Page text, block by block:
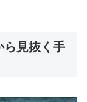
ら見抜く手